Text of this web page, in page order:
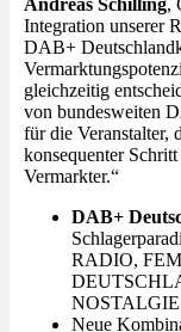
Integration
DAB+
gleichzeitig
von bundesweiten
für die Veranstalter,
konsequenter
Vermarkter.“
DAB+
RADIO,
Neue